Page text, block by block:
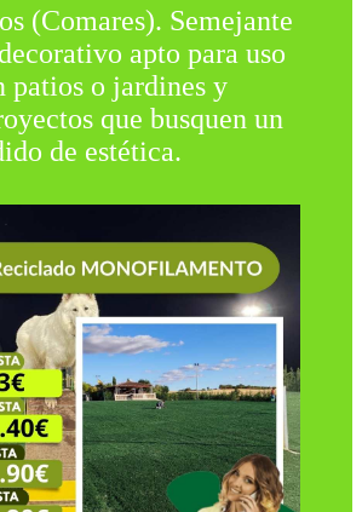
(Comares). Semejante
apto para uso
patios o jardines y
que busquen un
de estética.